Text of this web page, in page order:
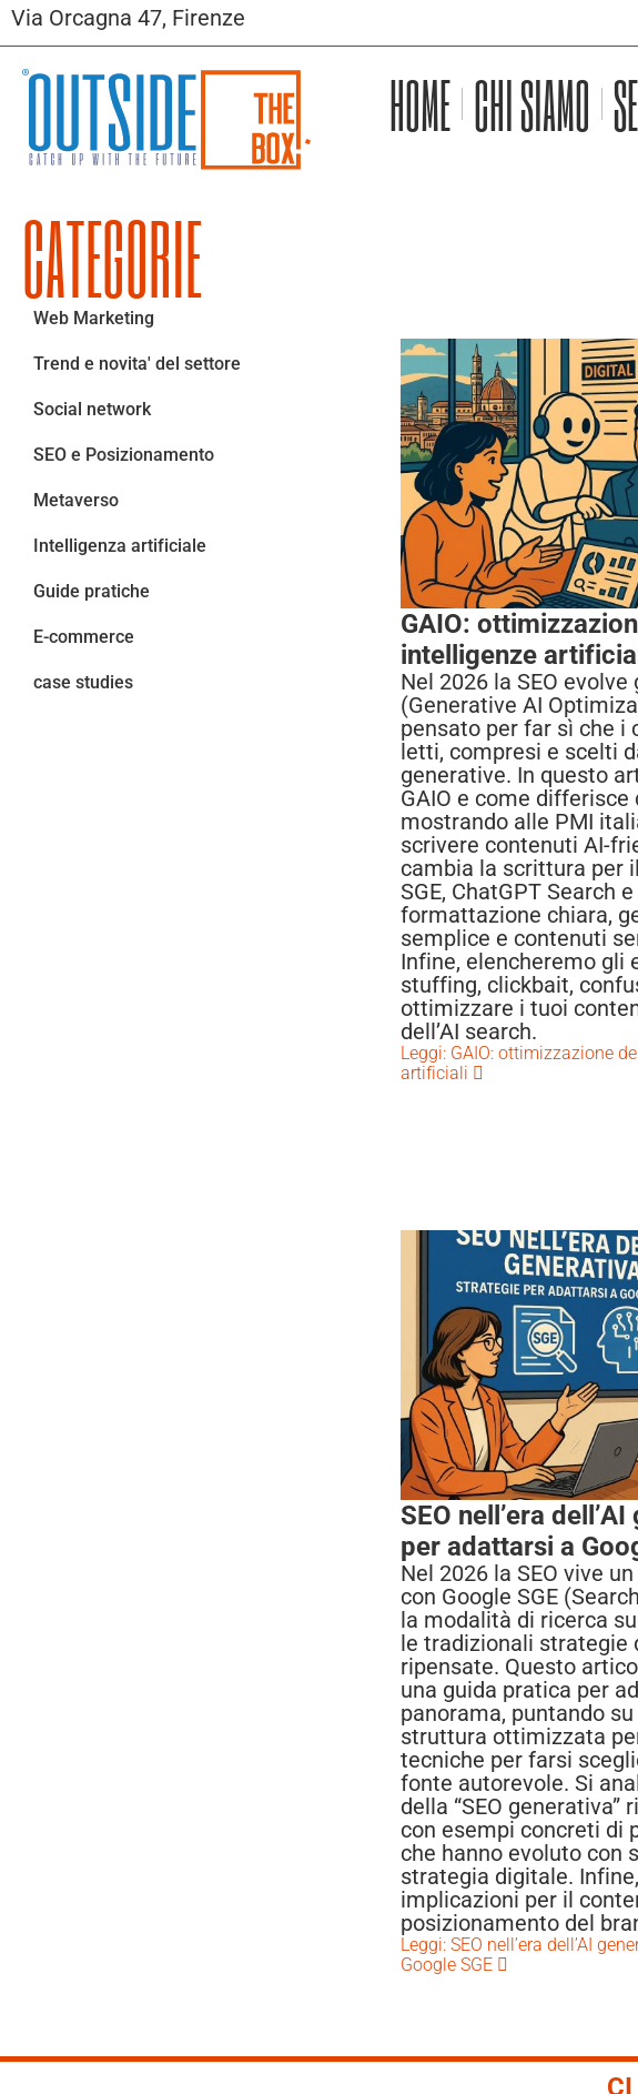
Via Orcagna 47, Firenze
HOME CHI SIAMO
GAIO:
intelligenze
Nel 2026 la SEO evolve
(Generative AI
pensato per far sì che i
letti, compresi e scelti
generative. In questo
GAIO e come differisce
mostrando alle PMI
scrivere contenuti AI-
cambia la scrittura per
SGE, ChatGPT Search
formattazione chiara,
semplice e contenuti
Infine, elencheremo gli
stuffing, clickbait,
ottimizzare i tuoi
dell’AI search.
Leggi: GAIO: ottimizzazione
artificiali
SEO nell’era
per adattarsi a
Nel 2026 la SEO vive
con Google SGE
la modalità di ricerca
le tradizionali strategie
ripensate. Questo
una guida pratica per
panorama, puntando
struttura ottimizzata
tecniche per farsi
fonte autorevole. Si
della “SEO generativa”
con esempi concreti di
che hanno evoluto con
strategia digitale.
implicazioni per il
posizionamento del
Leggi: SEO nell’era dell’AI
Google SGE
CATEGORIE
Web Marketing
Trend e novita' del settore
Social network
SEO e Posizionamento
Metaverso
Intelligenza artificiale
Guide pratiche
E-commerce
case studies